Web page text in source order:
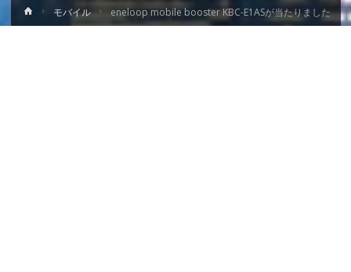
ホ
ー
モバイル eneloop mobile booster KBC-E1ASが当たりました